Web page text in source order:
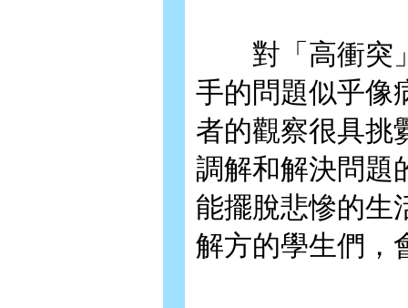
對「高衝突」
手的問題似乎
者的觀察很具挑
調解和解決問題
能擺脫悲慘的生
解方的學生們，